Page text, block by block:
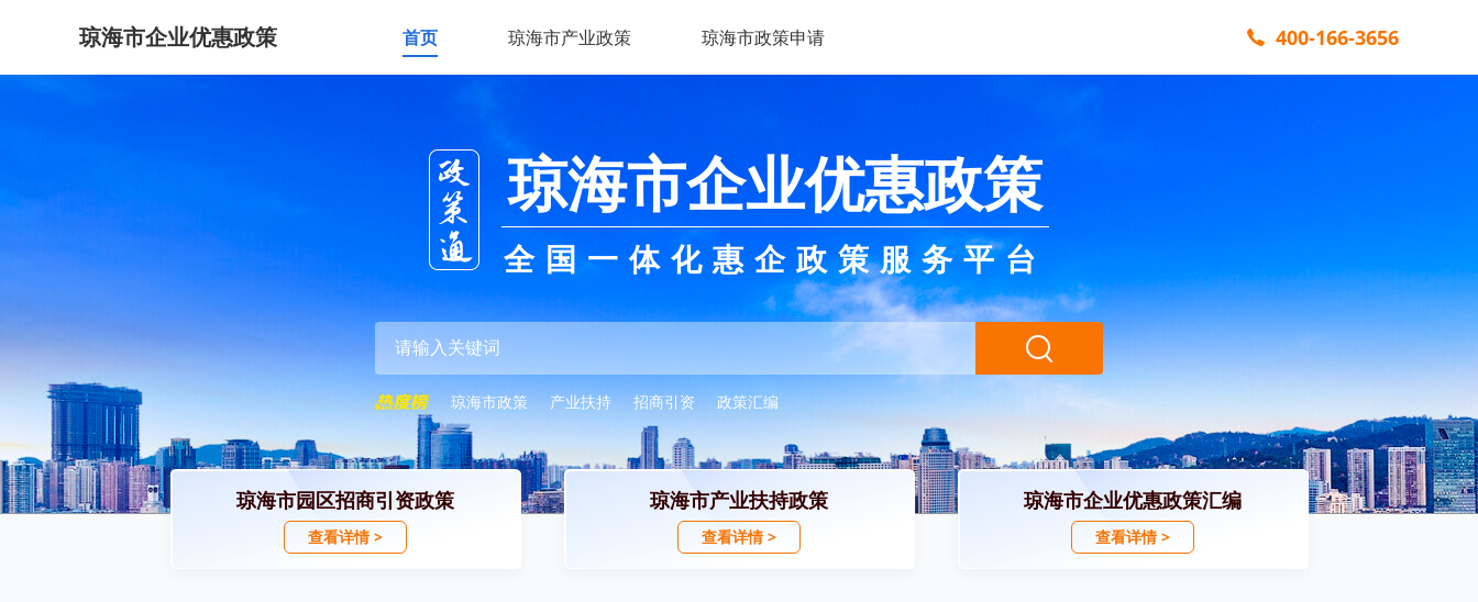
琼海市企业优惠政策 首页 琼海市产业政策 琼海市政策申请 400-166-3656
琼海市企业优惠政策
全国一体化惠企政策服务平台
琼海市政策 产业扶持 招商引资 政策汇编
琼海市园区招商引资政策
查看详情 >
琼海市产业扶持政策
查看详情 >
琼海市企业优惠政策汇编
查看详情 >